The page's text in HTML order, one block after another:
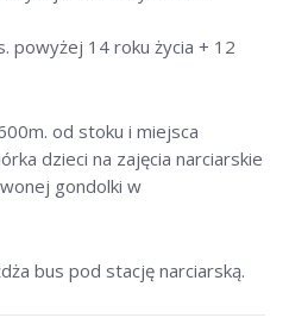
powyżej 14 roku życia + 12
od stoku i miejsca
dzieci na zajęcia narciarskie
gondolki w
bus pod stację narciarską.